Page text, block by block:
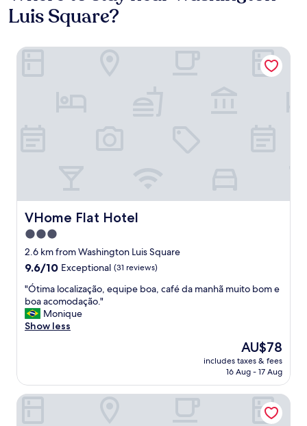
Luis Square?
VHome Flat Hotel
VHome Flat Hotel
3.0
star
property
2.6 km from Washington Luis Square
9.6
of
10,
Exceptional,
(31
9.6/10 Exceptional (31 reviews)
"
Ó
t
i
c
a
"Ótima localização, equipe boa, café da manhã muito bom e
boa acomodação."
Monique
Show less
The
price
is
AU$78
includes taxes & fees
16 Aug - 17 Aug
VHome Flat Hotel
Royal Urban Macaé Hotel